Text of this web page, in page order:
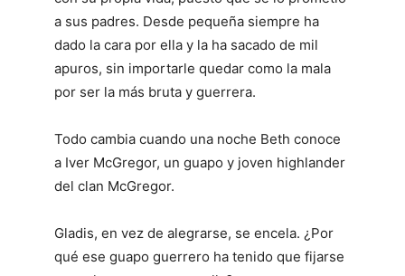
a sus padres. Desde pequeña siempre ha
dado la cara por ella y la ha sacado de mil
apuros, sin importarle quedar como la mala
por ser la más bruta y guerrera.
Todo cambia cuando una noche Beth conoce
a Iver McGregor, un guapo y joven highlander
del clan McGregor.
Gladis, en vez de alegrarse, se encela. ¿Por
qué ese guapo guerrero ha tenido que fijarse